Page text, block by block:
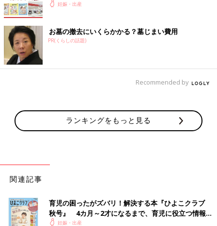
妊娠・出産
お墓の撤去にいくらかかる？墓じまい費用
PR(くらしの話題)
Recommended by
ランキングをもっと見る
関連記事
育児の困ったがズバリ！解決する本『ひよこクラブ
秋号』 4カ月～2才になるまで、育児に役立つ情報が
いっぱい！
妊娠・出産